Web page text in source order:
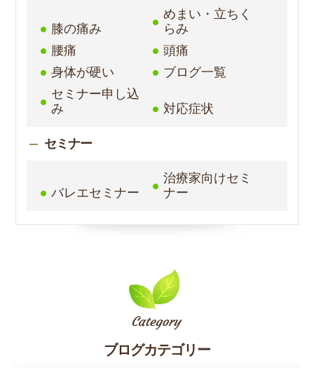
膝の痛み
めまい・立ちく
らみ
腰痛
頭痛
身体が硬い
ブログ一覧
セミナー申し込
み
対応症状
セミナー
バレエセミナー
治療家向けセミ
ナー
ブログカテゴリー